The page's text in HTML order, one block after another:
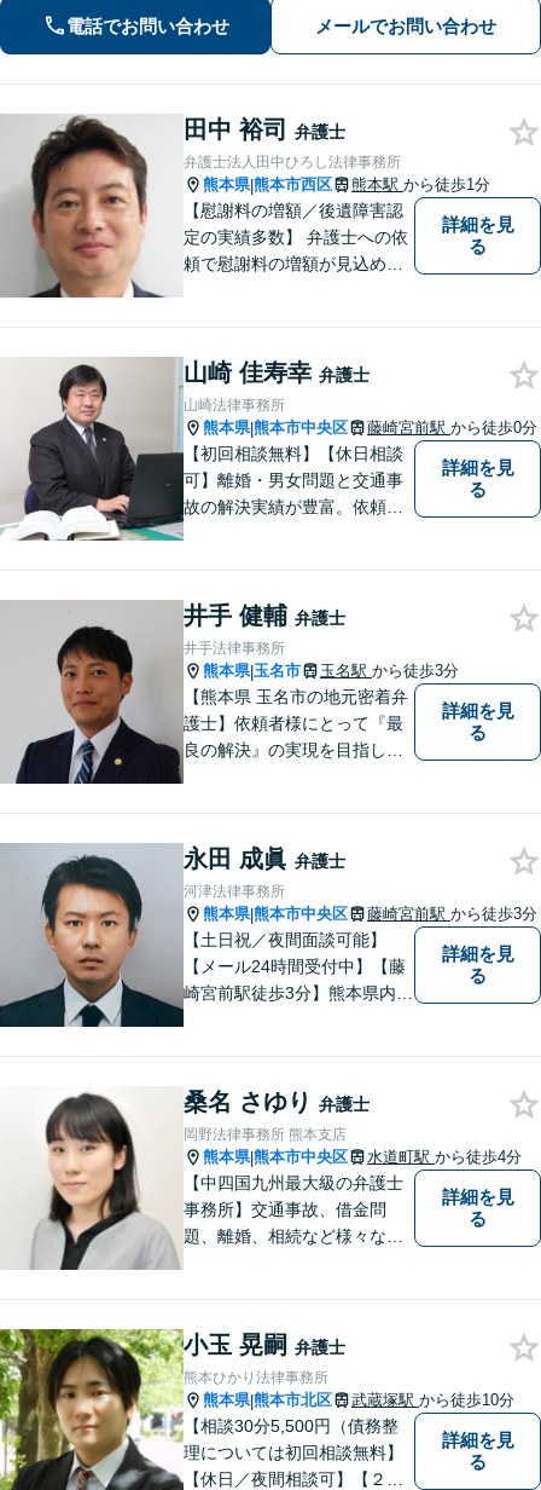
す。お気軽にご相談ください。
電話でお問い合わせ メールでお問い合わせ
田中 裕司 弁護士
弁護士法人田中ひろし法律事務所
熊本県|熊本市西区 熊本駅 から徒歩1分
【慰謝料の増額／後遺障害認
定の実績多数】 弁護士への依
頼で慰謝料の増額が見込めま
ノウハウ多数】相続手続きか
ら遺言書までトータルサポー
ト【JR熊本駅から徒歩1分】
詳細を見
る
山崎 佳寿幸 弁護士
山崎法律事務所
熊本県|熊本市中央区 藤崎宮前駅 から徒歩0分
【初回相談無料】【休日相談
可】離婚・男女問題と交通事
故の解決実績が豊富。依頼者
ださい。【熊本市中心部】地
域に密着した町医者みたいな
弁護士です。
詳細を見
る
井手 健輔 弁護士
井手法律事務所
熊本県|玉名市 玉名駅 から徒歩3分
【熊本県 玉名市の地元密着弁
護士】依頼者様にとって『最
良の解決』の実現を目指しま
詳細を見
る
永田 成眞 弁護士
河津法律事務所
熊本県|熊本市中央区 藤崎宮前駅 から徒歩3分
【土日祝／夜間面談可能】
【メール24時間受付中】【藤
崎宮前駅徒歩3分】熊本県内及
の方の契約関係トラブルまで
幅広くご相談いただいており
ます。お気軽にご相談くださ
い。
詳細を見
る
桑名 さゆり 弁護士
岡野法律事務所 熊本支店
熊本県|熊本市中央区 水道町駅 から徒歩4分
【中四国九州最大級の弁護士
事務所】交通事故、借金問
題、離婚、相続など様々な問
い！
詳細を見
る
小玉 晃嗣 弁護士
熊本ひかり法律事務所
熊本県|熊本市北区 武蔵塚駅 から徒歩10分
【相談30分5,500円（債務整
理については初回相談無料】
【休日／夜間相談可】【２０
詳細を見
る